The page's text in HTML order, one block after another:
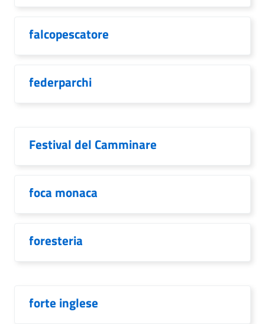
falcopescatore
federparchi
Festival del Camminare
foca monaca
foresteria
forte inglese